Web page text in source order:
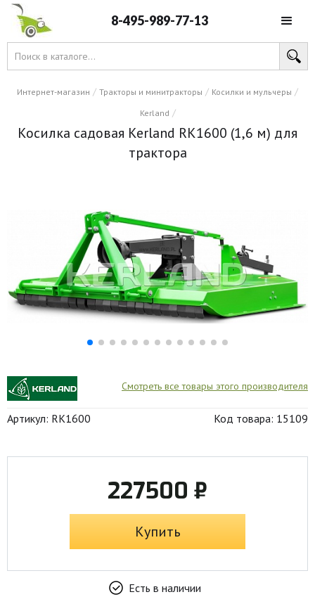
8-495-989-77-13
Интернет-магазин / Тракторы и минитракторы / Косилки и мульчеры /
Kerland /
Косилка садовая Kerland RK1600 (1,6 м) для
трактора
Смотреть все товары этого производителя
Артикул: RK1600 Код товара: 15109
227500 ₽
Купить
Есть в наличии